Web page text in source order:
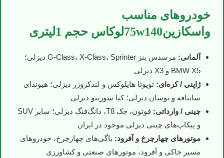
خودروهای مناسب
واسكازین75w140لوکاس حجم 1لیتری
آلمانی:
مرسدس بنز G-Class، X-Class، Sprinter دیزلی؛
BMW X5 و X3 دیزلی
ژاپنی / کره‌ای: تویوتا هایلوکس و لندکروزر دیزلی؛ هیوندای
سانتافه و توسان دیزلی؛ کیا سورنتو دیزلی
چینی / وارداتی:
فوتون، جک T8، دانگ‌فنگ دیزلی؛ سایر SUV
و پیکاپ‌های چینی دیزلی موجود در ایران
موتورهای چهارچرخ و آفرود: باگی‌های چهارچرخ، خودروهای
مسیر خاکی و آفرود، موتورهای صنعتی و کشاورزی